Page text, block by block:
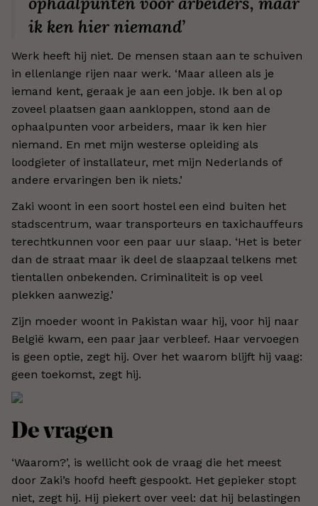
ik ken hier niemand’
Werk heeft hij niet. De mensen staan aan te schuiven
in ellenlange rijen naar werk. ‘Maar alleen als je
iemand kent, geraak je aan een jobje. Ik ben al op
zoveel plaatsen gaan aankloppen, stond aan de
ophaalpunten voor arbeiders, maar ik ken hier
niemand. En met mijn westerse opleiding als
loodgieter of installateur, met mijn Nederlands of
andere ervaringen ben ik niets.’
Zaki woont in een soort hostel een eind buiten het
stadscentrum, waar transporteurs en taxichauffeurs
terechtkunnen voor een paar uur slaap. ‘Het is beter
dan de straat maar ik deel de slaapzaal telkens met
tientallen onbekenden. Criminaliteit is op veel
plekken aanwezig.’
Zijn moeder woont in Pakistan waar hij, voor hij naar
België kwam, een paar jaar verbleef. Haar vervoegen
is geen optie, zegt hij. Over het waarom blijft hij vaag:
geen toekomst, zegt hij.
De vragen
‘Waarom?’, is wellicht ook de vraag die het meest
door Zaki’s hoofd heeft gespookt. Het gepieker stopt
niet, zegt hij. Hij piekert over veel: dat hij belastingen